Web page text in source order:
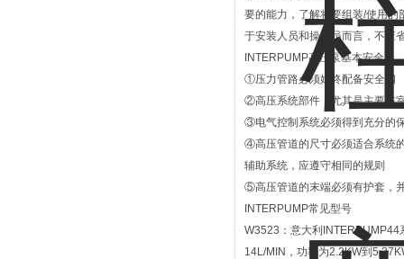
要的能力，了解将要组装/使用
于安装人员和操作员而言，不应
INTERPUMP高压泵基本安全
①压力管路必须始终配备安全阀
②高压系统部件，尤其是主要在
③电气控制系统必须得到充分的
④高压管道的尺寸必须适合系统
辅助系统，应遵守相同的规则
⑤高压管道的末端必须有护套，
INTERPUMP常见型号
‌W3523‌：意大利
14L/MIN，功率为2.2KW到